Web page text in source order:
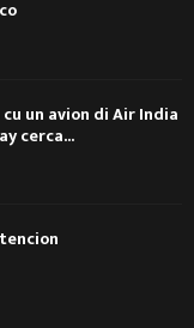
un avion di Air India
cerca...